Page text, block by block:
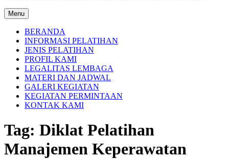
Menu
BERANDA
INFORMASI PELATIHAN
JENIS PELATIHAN
PROFIL KAMI
LEGALITAS LEMBAGA
MATERI DAN JADWAL
GALERI KEGIATAN
KEGIATAN PERMINTAAN
KONTAK KAMI
Tag: Diklat Pelatihan
Manajemen Keperawatan